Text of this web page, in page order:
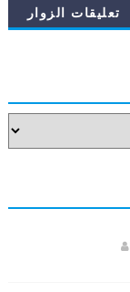
تعليقات الزوار